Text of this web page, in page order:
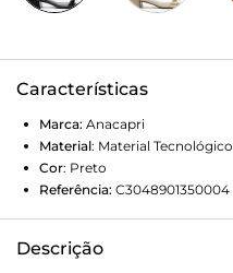
Características
Marca: Anacapri
Material: Material Tecnológico
Cor: Preto
Referência: C3048901350004
Descrição